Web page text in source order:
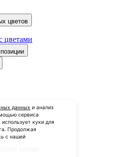
цветов
цветами
время
данных и анализ
сервиса
куки для
Продолжая
с нашей